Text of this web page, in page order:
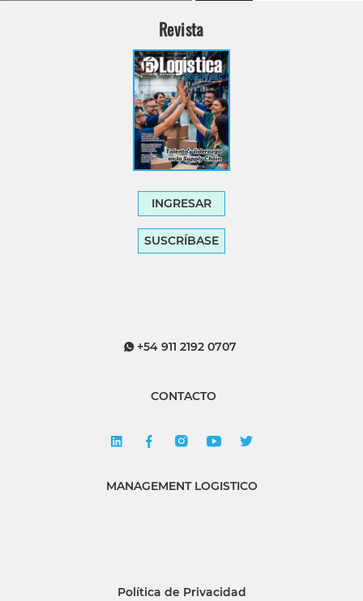
Revista
INGRESAR
SUSCRÍBASE
+54 911 2192 0707
CONTACTO
MANAGEMENT LOGISTICO
Política de Privacidad